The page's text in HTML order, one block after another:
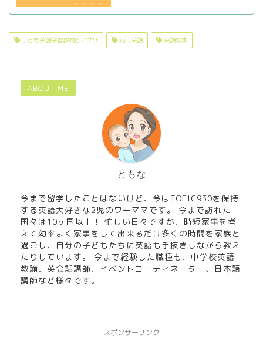
子ども英語学習教材とアプリ 幼児英語 英語絵本
ABOUT ME
ともな
今まで留学したことはないけど、今はTOEIC930を保持
する英語大好きな2児のワーママです。 今まで訪れた
国々は10ヶ国以上！ 忙しい日々ですが、時短家事を考
えて効率よく家事をして出来るだけ多くの時間を家族と
過ごし、自分の子どもたちに英語も手抜きしながら教え
たりしています。 今まで経験した職種も、中学校英語
教諭、英会話講師、イベントコーディネーター、日本語
講師など様々です。
スポンサーリンク